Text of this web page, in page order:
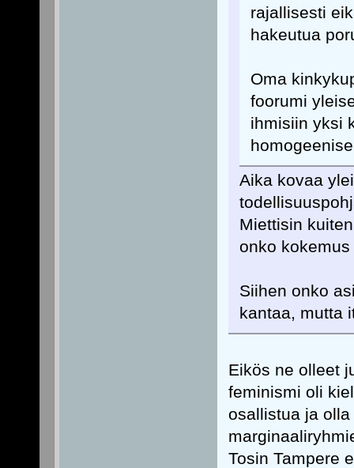
rajallisesti
hakeutua
Oma
foorumi
ihmisiin yksi
Aika kovaa
Miettisin
onko
Siihen onko
kantaa, mutta
Eikös ne olleet
feminismi oli
osallistua ja
Tosin Tampere